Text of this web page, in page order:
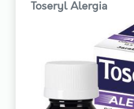
Toseryl Alergia